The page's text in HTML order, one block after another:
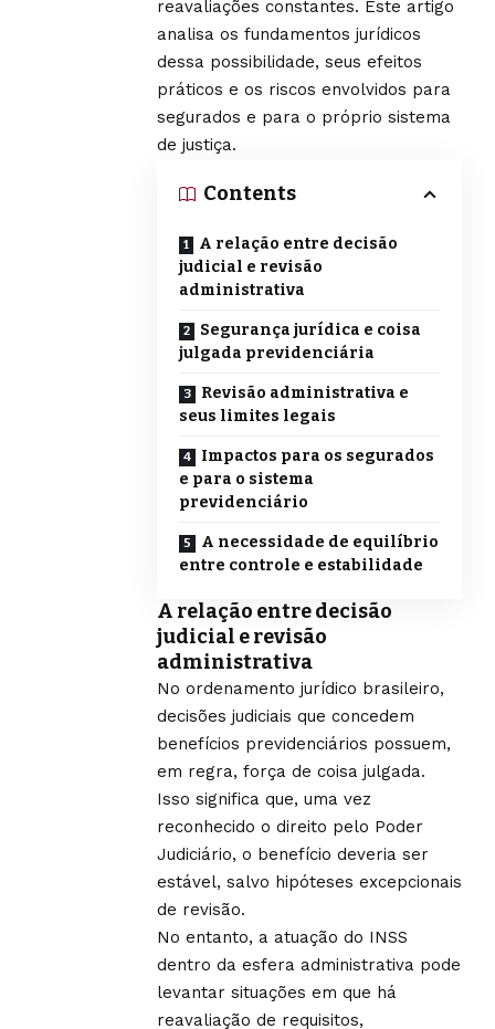
reavaliações constantes. Este artigo
analisa os fundamentos jurídicos
dessa possibilidade, seus efeitos
práticos e os riscos envolvidos para
segurados e para o próprio sistema
de justiça.
Contents
A relação entre decisão
judicial e revisão
administrativa
Segurança jurídica e coisa
julgada previdenciária
Revisão administrativa e
seus limites legais
Impactos para os segurados
e para o sistema
previdenciário
A necessidade de equilíbrio
entre controle e estabilidade
A relação entre decisão
judicial e revisão
administrativa
No ordenamento jurídico brasileiro,
decisões judiciais que concedem
benefícios previdenciários possuem,
em regra, força de coisa julgada.
Isso significa que, uma vez
reconhecido o direito pelo Poder
Judiciário, o benefício deveria ser
estável, salvo hipóteses excepcionais
de revisão.
No entanto, a atuação do INSS
dentro da esfera administrativa pode
levantar situações em que há
reavaliação de requisitos,